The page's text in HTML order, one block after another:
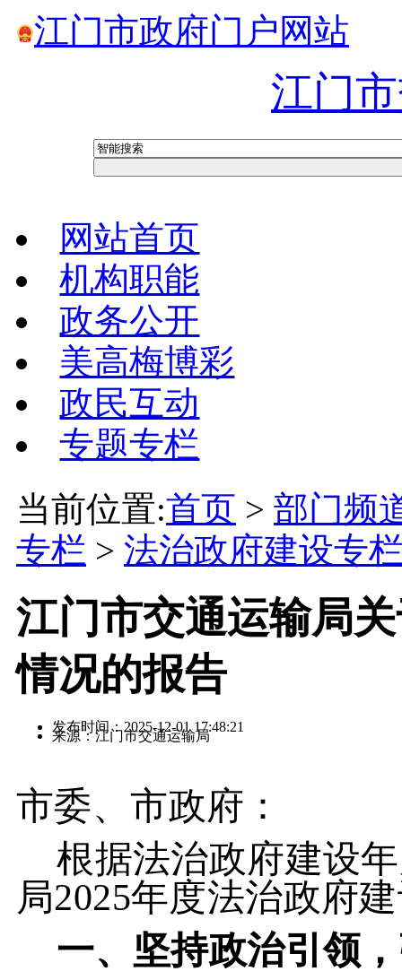
江门市政府门户网站
江门
网站首页
机构职能
政务公开
美高梅博彩
政民互动
专题专栏
当前位置:首页 > 部门频
专栏 > 法治政府建设专
江门市交通运输局
情况的报告
发布时间：2025-12-01 17:48:21
来源：江门市交通运输局
市委、市政府：
根据法治政府建设
局2025年度法治政府
一、坚持政治引领